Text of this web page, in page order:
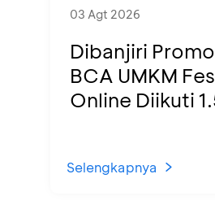
03 Agt 2026
Dibanjiri
BCA UMKM
Online Diikuti
Selengkapnya